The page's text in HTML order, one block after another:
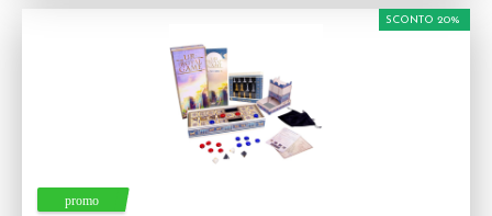
SCONTO 20%